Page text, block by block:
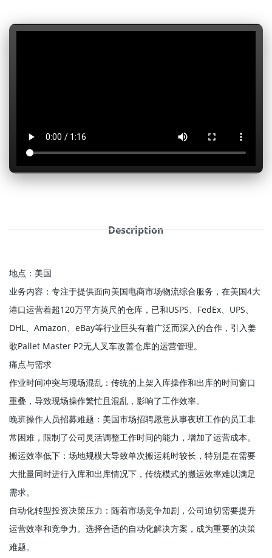
Description
地点：美国
业务内容：专注于提供面向美国电商市场物流综合服务，在美国4大
港口运营着超120万平方英尺的仓库，已和USPS、FedEx、UPS、
DHL、Amazon、eBay等行业巨头有着广泛而深入的合作，引入姜
歌Pallet Master P2无人叉车改善仓库的运营管理。
痛点与需求
作业时间冲突与现场混乱：传统的上架入库操作和出库的时间窗口
重叠，导致现场操作繁忙且混乱，影响了工作效率。
晚班操作人员招募难题：美国市场招聘愿意从事夜班工作的员工非
常困难，限制了公司灵活调整工作时间的能力，增加了运营成本。
搬运效率低下：场地规模大导致单次搬运耗时较长，特别是在需要
大批量同时进行入库和出库情况下，传统模式的搬运效率难以满足
需求。
自动化转型投资决策压力：随着市场竞争加剧，公司迫切需要提升
运营效率和竞争力。选择合适的自动化解决方案，成为重要的决策
难题。